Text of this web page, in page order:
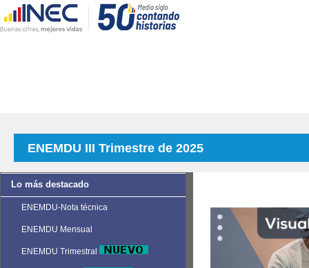
ENEMDU III Trimestre de 2025
Lo más destacado
ENEMDU-Nota técnica
ENEMDU Mensual
ENEMDU Trimestral